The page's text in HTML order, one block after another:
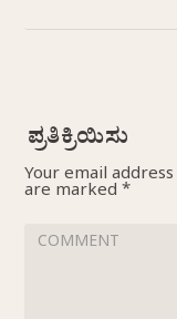
Your email
are marked*